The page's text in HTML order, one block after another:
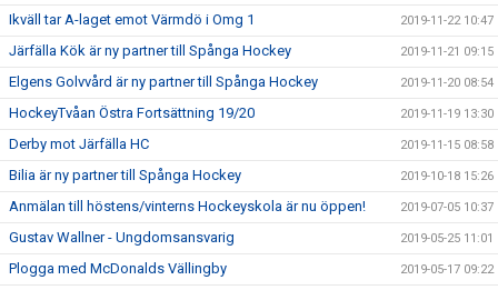
Ikväll tar A-laget emot Värmdö i Omg 1 2019-11-22 10:47
Järfälla Kök är ny partner till Spånga Hockey 2019-11-21 09:15
Elgens Golvvård är ny partner till Spånga Hockey 2019-11-20 08:54
HockeyTvåan Östra Fortsättning 19/20 2019-11-19 13:30
Derby mot Järfälla HC 2019-11-15 08:58
Bilia är ny partner till Spånga Hockey 2019-10-18 15:26
Anmälan till höstens/vinterns Hockeyskola är nu öppen! 2019-07-05 10:37
Gustav Wallner - Ungdomsansvarig 2019-05-25 11:01
Plogga med McDonalds Vällingby 2019-05-17 09:22